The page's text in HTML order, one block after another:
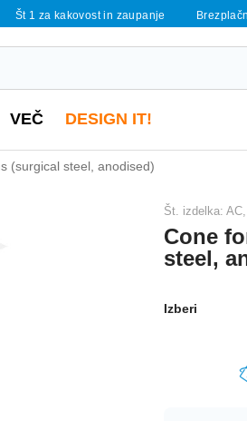
Št 1 za kakovost in zaupanje
VEČ DESIGN IT!
(surgical steel, anodised)
Št. izdelka: AC,
Cone
steel,
Izberi